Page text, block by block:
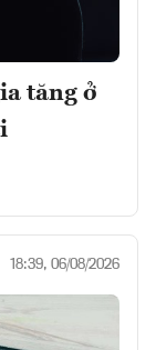
tăng ở
18:39, 06/08/2026